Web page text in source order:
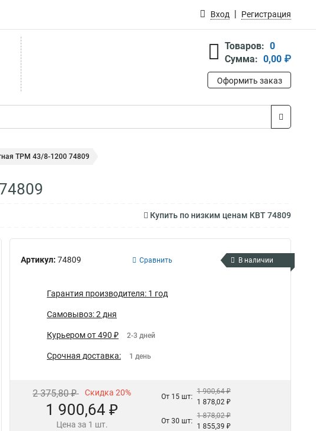
Вход Регистрация
Товаров: 0
Сумма: 0,00 ₽
Оформить заказ
ТРМ 43/8-1200 74809
Купить по низким ценам КВТ 74809
Артикул: 74809 Сравнить В наличии
Гарантия производителя: 1 год
Самовывоз: 2 дня
Курьером от 490 ₽ 2-3 дней
Срочная доставка: 1 день
2 375,80 ₽ Скидка 20%
1 900,64 ₽
Цена за 1 шт.
От 15 шт:
1 900,64 ₽
1 878,02 ₽
От 30 шт:
1 878,02 ₽
1 855,39 ₽